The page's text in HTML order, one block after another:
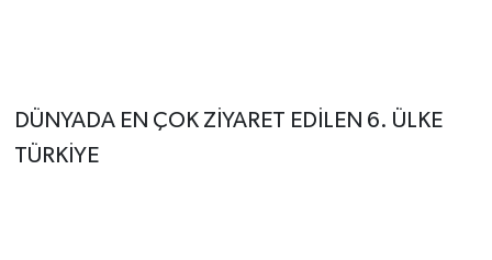
DÜNYADA EN ÇOK ZİYARET EDİLEN 6. ÜLKE
TÜRKİYE